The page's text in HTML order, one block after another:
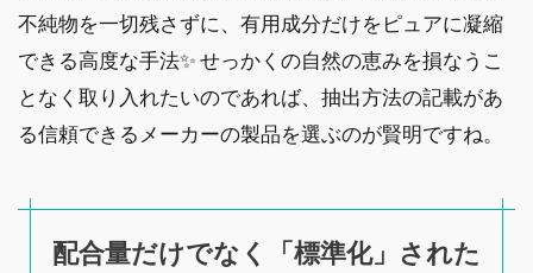
不純物を一切残さずに、有用成分だけをピュアに凝縮
できる高度な手法✨ せっかくの自然の恵みを損なうこ
となく取り入れたいのであれば、抽出方法の記載があ
る信頼できるメーカーの製品を選ぶのが賢明ですね。
配合量だけでなく「標準化」された